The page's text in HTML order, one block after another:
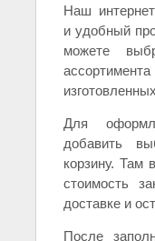
Наш
и удобный
можете
Для
добавить
корзину. Там
стоимость
доставке и
После